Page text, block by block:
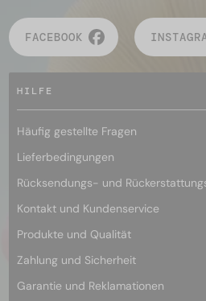
FACEBOOK
HILFE
Häufig gestellte Fragen
Lieferbedingungen
Rücksendungs- und
Kontakt und Kundenservice
Produkte und Qualität
Zahlung und Sicherheit
Garantie und Reklamationen